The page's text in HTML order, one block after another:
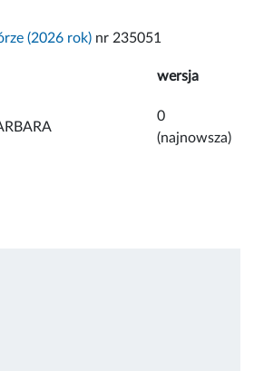
(2026 rok) nr 235051
wersja
0
(najnowsza)